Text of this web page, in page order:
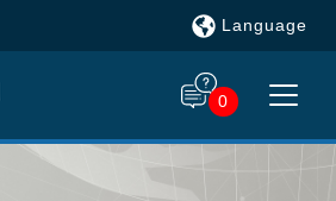
Language
0